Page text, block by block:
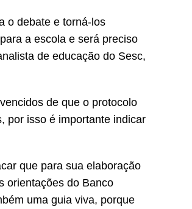
o debate e torná-los
a escola e será preciso
de educação do Sesc,
de que o protocolo
por isso é importante indicar
que para sua elaboração
orientações do Banco
uma guia viva, porque